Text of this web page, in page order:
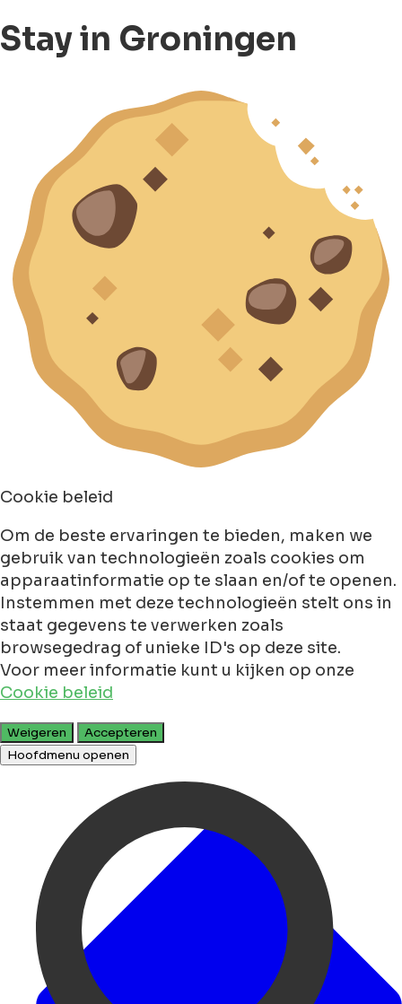
Stay in Groningen
Cookie beleid
Om de beste ervaringen te bieden, maken we
gebruik van technologieën zoals cookies om
apparaatinformatie op te slaan en/of te openen.
Instemmen met deze technologieën stelt ons in
staat gegevens te verwerken zoals
browsegedrag of unieke ID's op deze site.
Voor meer informatie kunt u kijken op onze
Cookie beleid
Weigeren
Accepteren
Hoofdmenu openen